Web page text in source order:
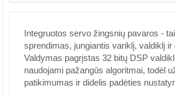
Integruotos servo žingsnių pavaros -
sprendimas, jungiantis variklį, valdiklį ir
Valdymas pagrįstas 32 bitų DSP
naudojami pažangūs algoritmai, todėl
patikimumas ir didelis padėties